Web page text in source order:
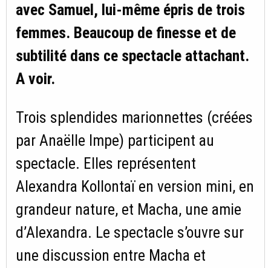
avec Samuel, lui-même épris de trois
femmes. Beaucoup de finesse et de
subtilité dans ce spectacle attachant.
A voir.
Trois splendides marionnettes (créées
par Anaëlle Impe) participent au
spectacle. Elles représentent
Alexandra Kollontaï en version mini, en
grandeur nature, et Macha, une amie
d’Alexandra. Le spectacle s’ouvre sur
une discussion entre Macha et